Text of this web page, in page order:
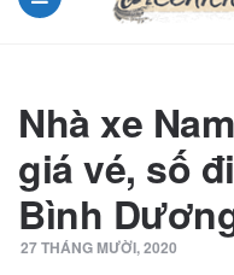
Nhà xe
giá vé, số
Bình
27 THÁNG MƯỜI, 2020